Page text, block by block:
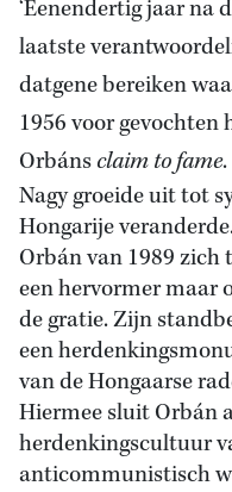
‘Eenendertig jaar na
laatste
datgene bereiken
1956 voor gevochten
Orbánsclaim to fame.
Nagy groeide uit tot
Hongarije
Orbán van 1989
een hervormer maar
de gratie. Zijn
een
van de Hongaarse
Hiermee sluit Orbán
herdenkingscultuur
anticommunistisch